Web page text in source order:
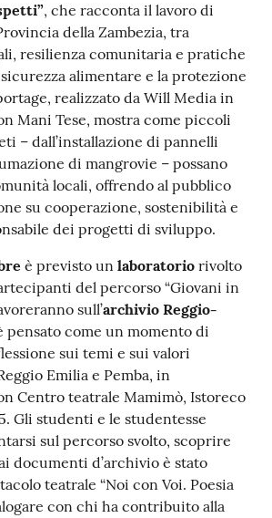
, che racconta il lavoro di
della Zambezia, tra
resilienza comunitaria e pratiche
alimentare e la protezione
realizzato da Will Media in
Mani Tese, mostra come piccoli
– dall’installazione di pannelli
di mangrovie – possano
locali, offrendo al pubblico
su cooperazione, sostenibilità e
dei progetti di sviluppo.
è previsto un laboratorio rivolto
del percorso “Giovani in
sull’archivio Reggio-
pensato come un momento di
sui temi e sui valori
Emilia e Pemba, in
Centro teatrale Mamimò, Istoreco
Gli studenti e le studentesse
sul percorso svolto, scoprire
documenti d’archivio è stato
teatrale “Noi con Voi. Poesia
con chi ha contribuito alla